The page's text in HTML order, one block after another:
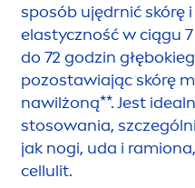
sposób ujędrnić skórę
elastyczność w ciągu
do 72 godzin
pozostawiając skórę
nawilżoną**. Jest
stosowania,
jak nogi, uda i
cellulit.